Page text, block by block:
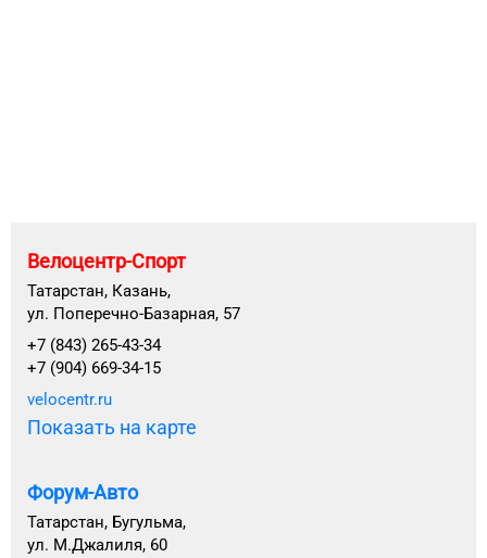
Велоцентр-Спорт
Татарстан, Казань,
ул. Поперечно-Базарная, 57
+7 (843) 265-43-34
+7 (904) 669-34-15
velocentr.ru
Показать на карте
Форум-Авто
Татарстан, Бугульма,
ул. М.Джалиля, 60